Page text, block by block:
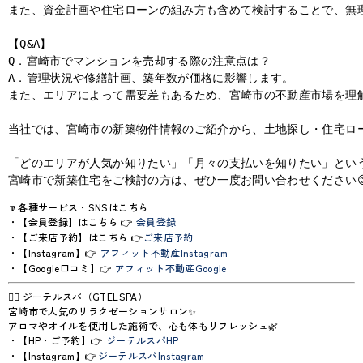
また、資金計画や住宅ローンの組み方も含めて検討することで、
【Q&A】
Q．宮崎市でマンションを売却する際の注意点は？
A．管理状況や修繕計画、築年数が価格に影響します。
また、エリアによって需要差もあるため、宮崎市の不動産市場を
当社では、宮崎市の新築物件情報のご紹介から、土地探し・住宅
「どのエリアが人気か知りたい」「月々の支払いを知りたい」と
宮崎市で新築住宅をご検討の方は、ぜひ一度お問い合わせください
🔽各種サービス・SNSはこちら
・【会員登録】はこちら 👉 会員登録
・【ご来店予約】はこちら 👉ご来店予約
・【Instagram】👉 アフィット不動産Instagram
・【Google口コミ】👉 アフィット不動産Google
💆‍♀️ ジーテルスパ（GTELSPA）
宮崎市で人気のリラクゼーションサロン✨
アロマやオイルを使用した施術で、心も体もリフレッシュ🌿
・【HP・ご予約】👉 ジーテルスパHP
・【Instagram】👉ジーテルスパInstagram